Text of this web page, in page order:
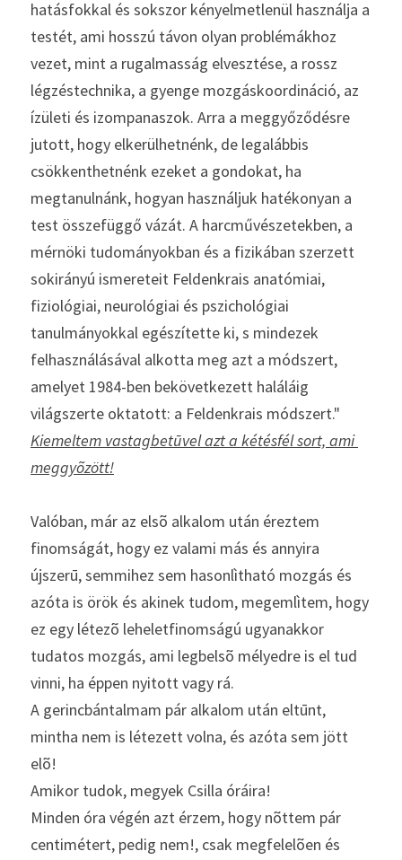
hatásfokkal és sokszor kényelmetlenül használja a
testét, ami hosszú távon olyan problémákhoz
vezet, mint a rugalmasság elvesztése, a rossz
légzéstechnika, a gyenge mozgáskoordináció, az
ízületi és izompanaszok. Arra a meggyőződésre
jutott, hogy elkerülhetnénk, de legalábbis
csökkenthetnénk ezeket a gondokat, ha
megtanulnánk, hogyan használjuk hatékonyan a
test összefüggő vázát. A harcművészetekben, a
mérnöki tudományokban és a fizikában szerzett
sokirányú ismereteit Feldenkrais anatómiai,
fiziológiai, neurológiai és pszichológiai
tanulmányokkal egészítette ki, s mindezek
felhasználásával alkotta meg azt a módszert,
amelyet 1984-ben bekövetkezett haláláig
világszerte oktatott: a Feldenkrais módszert."
Kiemeltem vastagbetūvel azt a kétésfél sort, ami
meggyõzött!
Valóban, már az elsõ alkalom után éreztem
finomságát, hogy ez valami más és annyira
újszerū, semmihez sem hasonlìtható mozgás és
azóta is örök és akinek tudom, megemlìtem, hogy
ez egy létezõ leheletfinomságú ugyanakkor
tudatos mozgás, ami legbelsõ mélyedre is el tud
vinni, ha éppen nyitott vagy rá.
A gerincbántalmam pár alkalom után eltūnt,
mintha nem is létezett volna, és azóta sem jött
elõ!
Amikor tudok, megyek Csilla óráira!
Minden óra végén azt érzem, hogy nõttem pár
centimétert, pedig nem!, csak megfelelõen és